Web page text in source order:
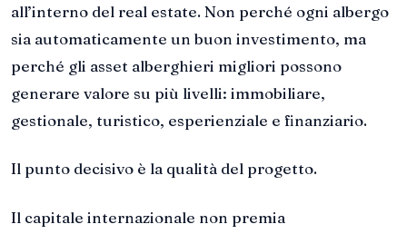
all’interno del real estate. Non perché ogni albergo
sia automaticamente un buon investimento, ma
perché gli asset alberghieri migliori possono
generare valore su più livelli: immobiliare,
gestionale, turistico, esperienziale e finanziario.
Il punto decisivo è la qualità del progetto.
Il capitale internazionale non premia